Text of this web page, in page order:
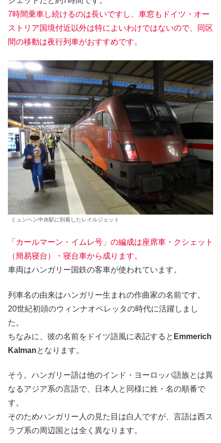
7時間乗車し続けるのは長いですし、車窓もドイツ・オー
ストリア国境付近以外は特によいわけではないので、同区
間の移動は夜行列車がおすすめです。
ミュンヘン中央駅に到着したレイルジェット
「カールマーン・イムレ号」の編成は座席車・クシェット
（簡易寝台）・寝台車から成ります。
車両はハンガリー国鉄の客車が使われています。
列車名の由来はハンガリー生まれの作曲家の名前です。
20世紀初頭のウィンナオペレッタの時代に活躍しまし
た。
ちなみに、彼の名前をドイツ語風に表記すると Emmerich
Kalmanとなります。
そう。ハンガリー語は他のインド・ヨーロッパ語族とは異
なるアジア系の言語で、日本人と同様に姓・名の順番で
す。
そのためハンガリー人の見た目は白人ですが、言語は西ス
ラブ系の周辺国とは全く異なります。